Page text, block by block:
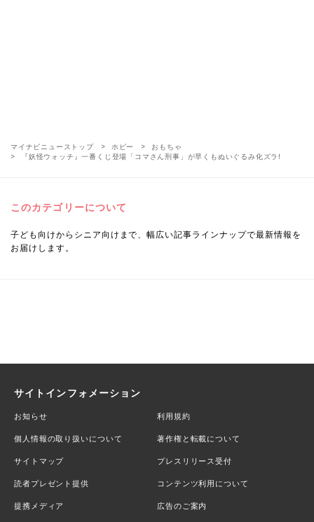
マイナビニューストップ ホビー
おもちゃ
『妖怪ウォッチ』一番くじ登場「コマさん刑事」が早くもぬいぐるみ化ズラ!
このカテゴリーについて
子ども向けからシニア向けまで、幅広い記事ラインナップで最新情報を
お届けします。
サイトインフォメーション
お知らせ 利用規約
個人情報の取り扱いについて 著作権と転載について
サイトマップ プレスリリース受付
読者プレゼント提供 コンテンツ利用について
提携メディア 広告のご案内